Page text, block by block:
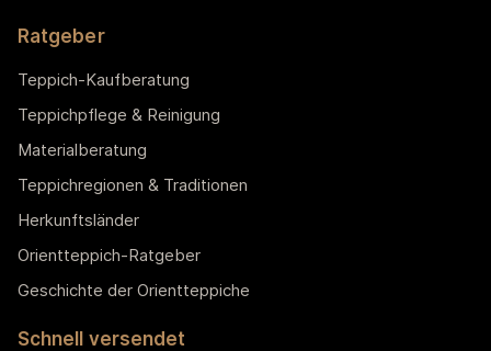
Ratgeber
Teppich-Kaufberatung
Teppichpflege & Reinigung
Materialberatung
Teppichregionen & Traditionen
Herkunftsländer
Orientteppich-Ratgeber
Geschichte der Orientteppiche
Schnell versendet